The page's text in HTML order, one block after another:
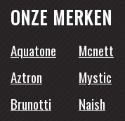
ONZE MERKEN
Aquatone
Mcnett
Aztron
Mystic
Brunotti
Naish